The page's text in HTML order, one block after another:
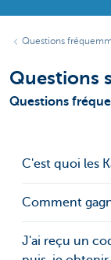
Questions
Questions
Questions
C'est quoi les
Comment
J'ai reçu un